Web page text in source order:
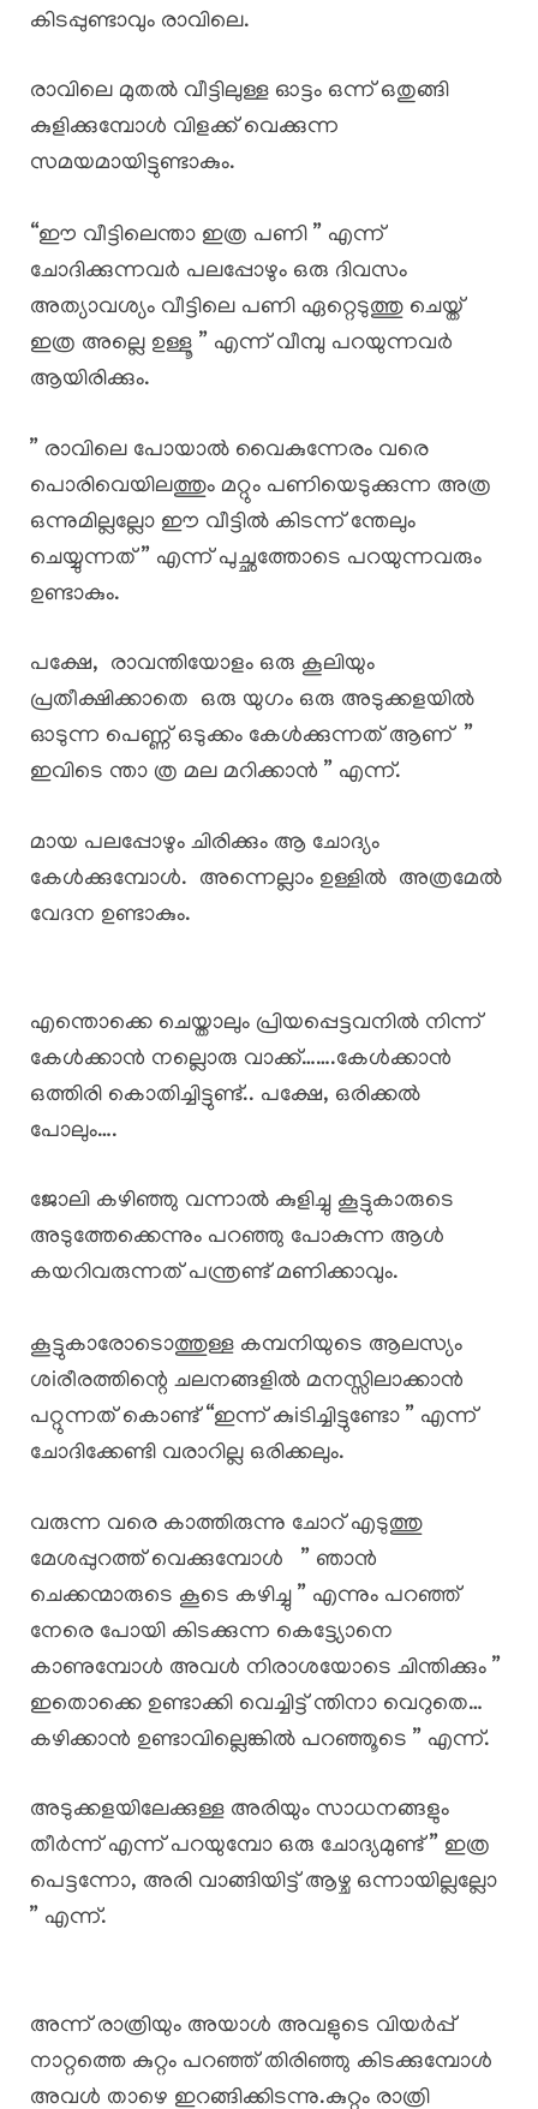
കിടപ്പുണ്ടാവും രാവിലെ.
രാവിലെ മുതൽ വീട്ടിലുള്ള ഓട്ടം ഒന്ന് ഒതുങ്ങി
കുളിക്കുമ്പോൾ വിളക്ക് വെക്കുന്ന
സമയമായിട്ടുണ്ടാകും.
“ഈ വീട്ടിലെന്താ ഇത്ര പണി ” എന്ന്
ചോദിക്കുന്നവർ പലപ്പോഴും ഒരു ദിവസം
അത്യാവശ്യം വീട്ടിലെ പണി ഏറ്റെടുത്തു ചെയ്ത്
ഇത്ര അല്ലെ ഉള്ളൂ ” എന്ന് വീമ്പു പറയുന്നവർ
ആയിരിക്കും.
” രാവിലെ പോയാൽ വൈകുന്നേരം വരെ
പൊരിവെയിലത്തും മറ്റും പണിയെടുക്കുന്ന അത്ര
ഒന്നുമില്ലല്ലോ ഈ വീട്ടിൽ കിടന്ന് ന്തേലും
ചെയ്യുന്നത് ” എന്ന് പുച്ഛത്തോടെ പറയുന്നവരും
ഉണ്ടാകും.
പക്ഷേ, രാവന്തിയോളം ഒരു കൂലിയും
പ്രതീക്ഷിക്കാതെ ഒരു യുഗം ഒരു അടുക്കളയിൽ
ഓടുന്ന പെണ്ണ് ഒടുക്കം കേൾക്കുന്നത് ആണ് ”
ഇവിടെ ന്താ ത്ര മല മറിക്കാൻ ” എന്ന്.
മായ പലപ്പോഴും ചിരിക്കും ആ ചോദ്യം
കേൾക്കുമ്പോൾ. അന്നെല്ലാം ഉള്ളിൽ അത്രമേൽ
വേദന ഉണ്ടാകും.
എന്തൊക്കെ ചെയ്താലും പ്രിയപ്പെട്ടവനിൽ നിന്ന്
കേൾക്കാൻ നല്ലൊരു വാക്ക്…….കേൾക്കാൻ
ഒത്തിരി കൊതിച്ചിട്ടുണ്ട്.. പക്ഷേ, ഒരിക്കൽ
പോലും….
ജോലി കഴിഞ്ഞു വന്നാൽ കുളിച്ചു കൂട്ടുകാരുടെ
അടുത്തേക്കെന്നും പറഞ്ഞു പോകുന്ന ആൾ
കയറിവരുന്നത് പന്ത്രണ്ട് മണിക്കാവും.
കൂട്ടുകാരോടൊത്തുള്ള കമ്പനിയുടെ ആലസ്യം
ശiരീരത്തിന്റെ ചലനങ്ങളിൽ മനസ്സിലാക്കാൻ
പറ്റുന്നത് കൊണ്ട് “ഇന്ന് കുiടിച്ചിട്ടുണ്ടോ ” എന്ന്
ചോദിക്കേണ്ടി വരാറില്ല ഒരിക്കലും.
വരുന്ന വരെ കാത്തിരുന്നു ചോറ് എടുത്തു
മേശപ്പുറത്ത് വെക്കുമ്പോൾ ” ഞാൻ
ചെക്കന്മാരുടെ കൂടെ കഴിച്ചു ” എന്നും പറഞ്ഞ്
നേരെ പോയി കിടക്കുന്ന കെട്ട്യോനെ
കാണുമ്പോൾ അവൾ നിരാശയോടെ ചിന്തിക്കും ”
ഇതൊക്കെ ഉണ്ടാക്കി വെച്ചിട്ട് ന്തിനാ വെറുതെ…
കഴിക്കാൻ ഉണ്ടാവില്ലെങ്കിൽ പറഞ്ഞൂടെ ” എന്ന്.
അടുക്കളയിലേക്കുള്ള അരിയും സാധനങ്ങളും
തീർന്ന് എന്ന് പറയുമ്പോ ഒരു ചോദ്യമുണ്ട് ” ഇത്ര
പെട്ടന്നോ, അരി വാങ്ങിയിട്ട് ആഴ്ച ഒന്നായില്ലല്ലോ
” എന്ന്.
അന്ന് രാത്രിയും അയാൾ അവളുടെ വിയർപ്പ്
നാറ്റത്തെ കുറ്റം പറഞ്ഞ് തിരിഞ്ഞു കിടക്കുമ്പോൾ
അവൾ താഴെ ഇറങ്ങിക്കിടന്നു.കുറ്റം രാത്രി